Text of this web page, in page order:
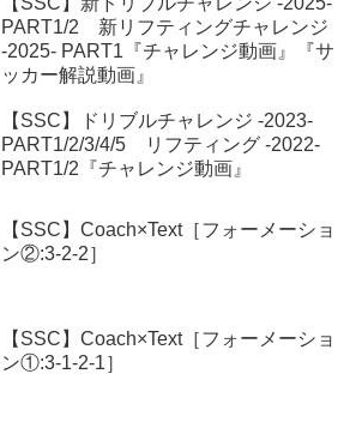
PART1/2 新リフティングチャレンジ
-2025- PART1『チャレンジ動画』『サ
ッカー解説動画』
【SSC】ドリブルチャレンジ -2023-
PART1/2/3/4/5 リフティング -2022-
PART1/2『チャレンジ動画』
【SSC】Coach×Text［フォーメーショ
ン②:3-2-2］
【SSC】Coach×Text［フォーメーショ
ン①:3-1-2-1］